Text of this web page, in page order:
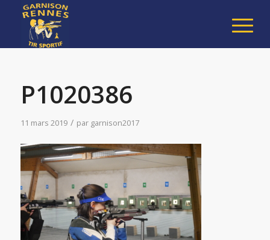
P1020386
11 mars 2019 / par garnison2017